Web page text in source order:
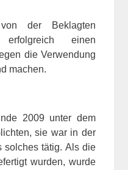
der Beklagten
erfolgreich einen
die Verwendung
machen.
2009 unter dem
sie war in der
solches tätig. Als die
wurden, wurde